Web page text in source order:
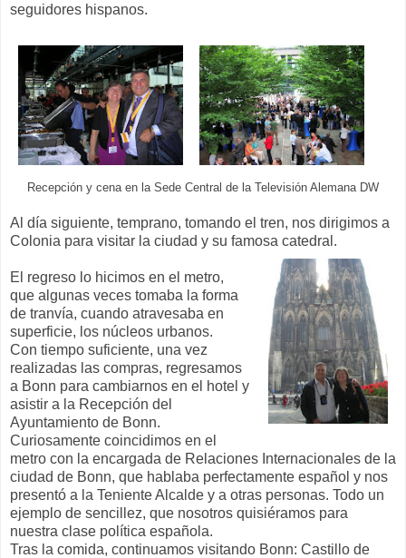
seguidores hispanos.
Recepción y cena en la Sede Central de la Televisión Alemana DW
Al día siguiente, temprano, tomando el tren, nos dirigimos a
Colonia para visitar la ciudad y su famosa catedral.
El regreso lo hicimos en el metro,
que algunas veces tomaba la forma
de tranvía, cuando atravesaba en
superficie, los núcleos urbanos.
Con tiempo suficiente, una vez
realizadas las compras, regresamos
a Bonn para cambiarnos en el hotel y
asistir a la Recepción del
Ayuntamiento de Bonn.
Curiosamente coincidimos en el
metro con la encargada de Relaciones Internacionales de la
ciudad de Bonn, que hablaba perfectamente español y nos
presentó a la Teniente Alcalde y a otras personas. Todo un
ejemplo de sencillez, que nosotros quisiéramos para
nuestra clase política española.
Tras la comida, continuamos visitando Bonn: Castillo de